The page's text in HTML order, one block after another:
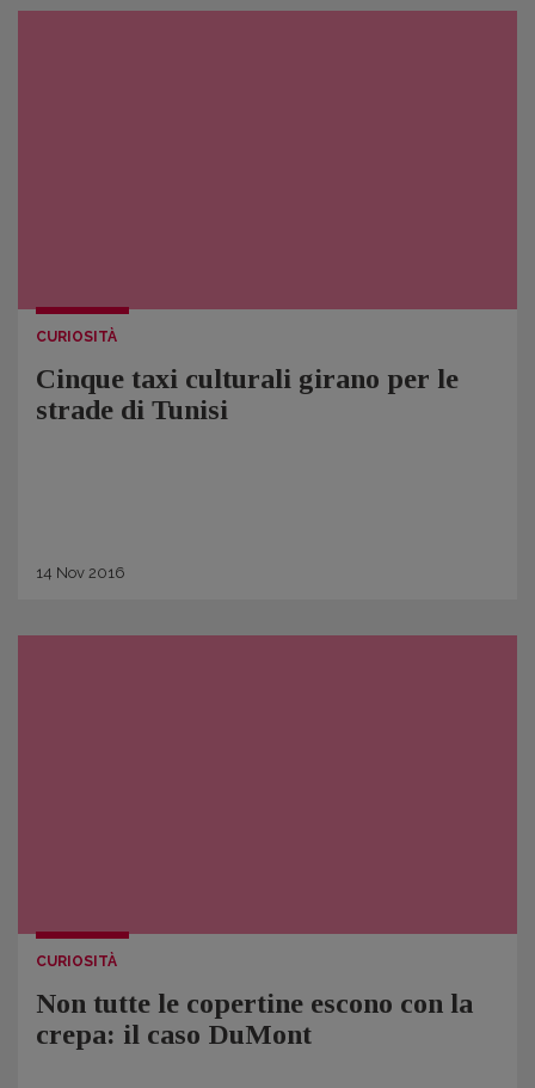
CURIOSITÀ
Cinque taxi culturali girano per le
strade di Tunisi
14 Nov 2016
CURIOSITÀ
Non tutte le copertine escono con la
crepa: il caso DuMont